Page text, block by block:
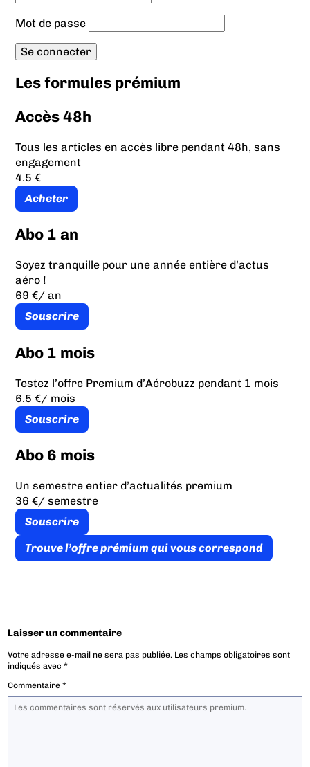
Mot de passe
Les formules prémium
Accès 48h
Tous les articles en accès libre pendant 48h, sans
engagement
4.5 €
Acheter
Abo 1 an
Soyez tranquille pour une année entière d’actus
aéro !
69 €/ an
Souscrire
Abo 1 mois
Testez l’offre Premium d’Aérobuzz pendant 1 mois
6.5 €/ mois
Souscrire
Abo 6 mois
Un semestre entier d’actualités premium
36 €/ semestre
Souscrire
Trouve l’offre prémium qui vous correspond
Laisser un commentaire
Votre adresse e-mail ne sera pas publiée. Les champs obligatoires sont
indiqués avec*
Commentaire*